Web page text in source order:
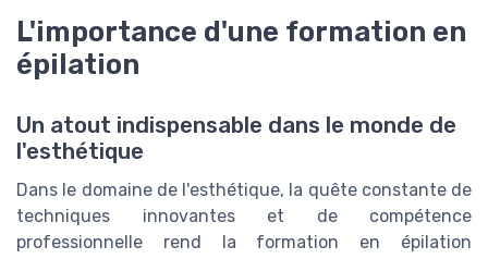
L'importance d'une formation en
épilation
Un atout indispensable dans le monde de
l'esthétique
Dans le domaine de l'esthétique, la quête constante de
techniques innovantes et de compétence
professionnelle rend la formation en épilation